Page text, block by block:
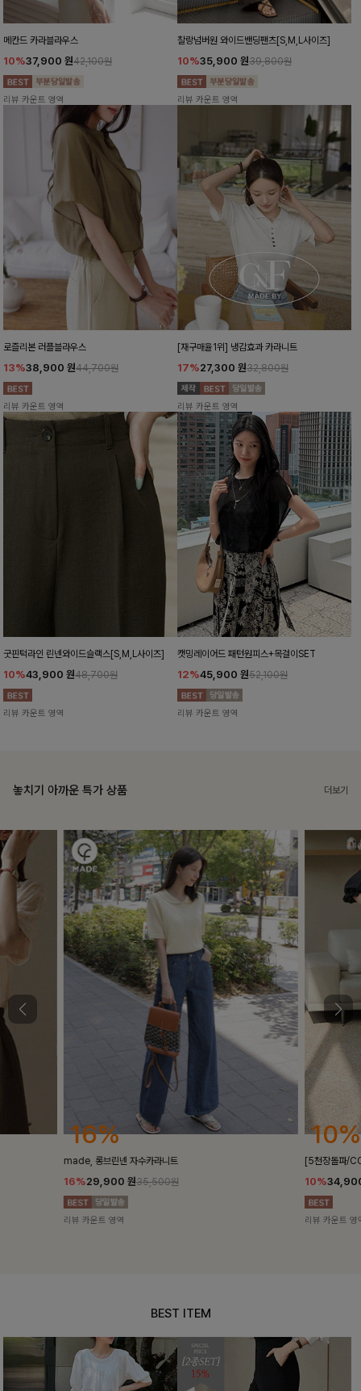
메칸드 카라블라우스
10%37,900 원42,100원
리뷰 카운트 영역
찰랑넘버원 와이드밴딩팬츠[S,M,L사이즈]
10%35,900 원39,800원
리뷰 카운트 영역
로즐리본 러플블라우스
13%38,900 원44,700원
리뷰 카운트 영역
[재구매율1위] 냉감효과 카라니트
17%27,300 원32,800원
리뷰 카운트 영역
굿핀턱라인 린넨와이드슬랙스[S,M,L사이즈]
10%43,900 원48,700원
리뷰 카운트 영역
캣밍레이어드 패턴원피스+목걸이SET
12%45,900 원52,100원
리뷰 카운트 영역
놓치기 아까운 특가 상품 더보기
10%
[5천장돌파/COOL]멜틴 퍼프블라우스
10%34,900 원38,700원
리뷰 카운트 영역
10%
퍼피스트라이
10%
리뷰 카운트 영
BEST ITEM